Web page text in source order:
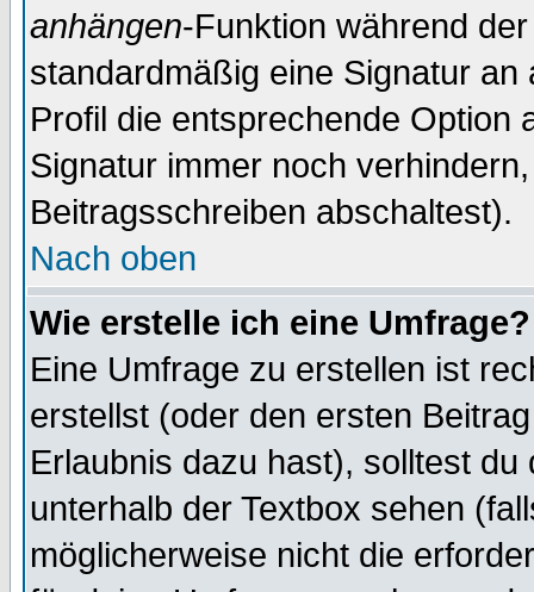
anhängen-Funktion während
standardmäßig eine Signatur
Profil die entsprechende Option
Signatur immer noch
Beitragsschreiben abschaltest).
Nach oben
Wie erstelle ich eine Umfrage?
Eine Umfrage zu erstellen ist
erstellst (oder den ersten
Erlaubnis dazu hast), solltest
unterhalb der Textbox sehen
möglicherweise nicht die